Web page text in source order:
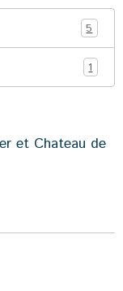
5
1
et Chateau de